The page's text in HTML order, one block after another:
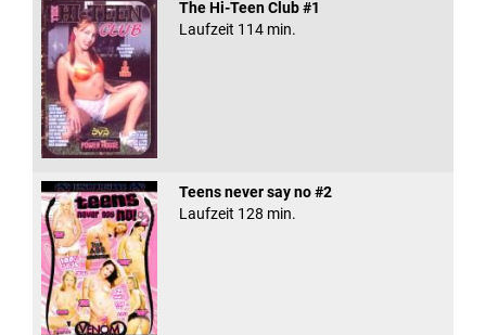
The Hi-Teen Club #1
Laufzeit 114 min.
Teens never say no #2
Laufzeit 128 min.